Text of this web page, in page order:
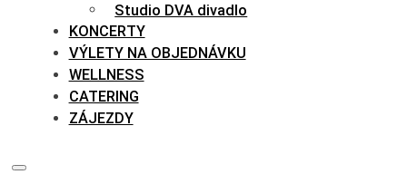
Studio DVA divadlo
KONCERTY
VÝLETY NA OBJEDNÁVKU
WELLNESS
CATERING
ZÁJEZDY